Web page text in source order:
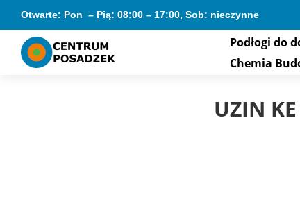
Otwarte: Pon – Pią: 08:00 – 17:00, Sob: nieczynne
Podłogi do
Chemia
UZIN